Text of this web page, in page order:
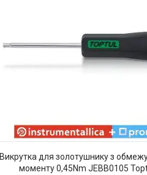
Викрутка для золотушнику з
моменту 0,45Nm JEBB0105